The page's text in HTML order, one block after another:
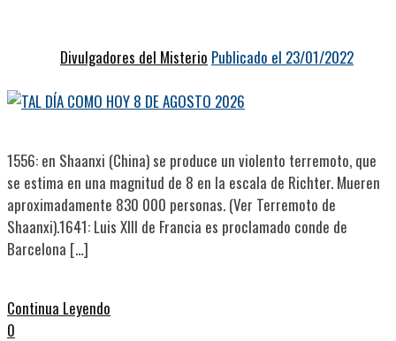
Divulgadores del Misterio Publicado el 23/01/2022
1556: en Shaanxi (China) se produce un violento terremoto, que
se estima en una magnitud de 8 en la escala de Richter. Mueren
aproximadamente 830 000 personas. (Ver Terremoto de
Shaanxi).1641: Luis XIII de Francia es proclamado conde de
Barcelona […]
Continua Leyendo
0